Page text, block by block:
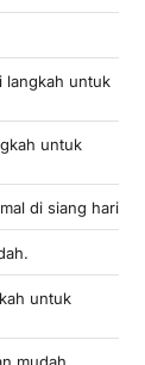
langkah untuk
untuk
di siang hari
untuk
mudah.